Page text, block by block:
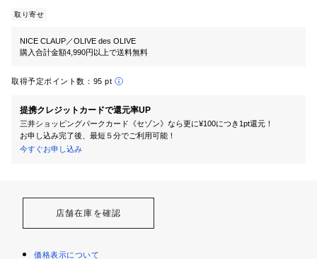
取り寄せ
NICE CLAUP／OLIVE des OLIVE
購入合計金額4,990円以上で送料無料
取得予定ポイント数： 95 pt
提携クレジットカードで還元率UP
三井ショッピングパークカード《セゾン》なら更に¥100につき1pt還元！
お申し込み完了後、最短５分でご利用可能！
今すぐお申し込み
店舗在庫を確認
価格表示について